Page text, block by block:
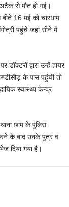
अटैक से मौत हो गई।
16 मई को चारधाम
पहुंचे जहां सीने में
द्वारा उन्हें हायर
के पास पहुंची तो
स्वास्थ्य केन्द्र
थाना छाम के पुलिस
के बाद उनके पुत्र व
दिया गया है।